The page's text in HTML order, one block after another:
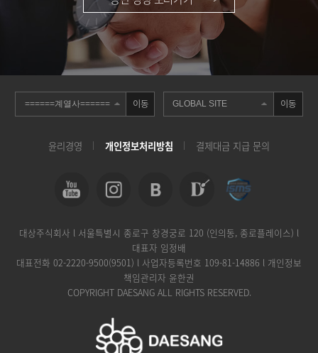
이동 이동
윤리경영 개인정보처리방침 결제대금 지급 문의
대상주식회사 l 서울특별시 종로구 창경궁로 120 (인의동, 종로플레이스) l
대표자 임정배
대표전화 02-2220-9500(9501) l 사업자등록번호 109-81-14886 l 개인정보
책임관리자 윤한권
COPYRIGHT DAESANG ALL RIGHTS RESERVED.